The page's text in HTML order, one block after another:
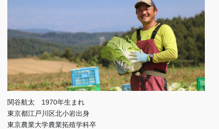
関谷航太 1970年生まれ
東京都江戸川区北小岩出身
東京農業大学農業拓殖学科卒